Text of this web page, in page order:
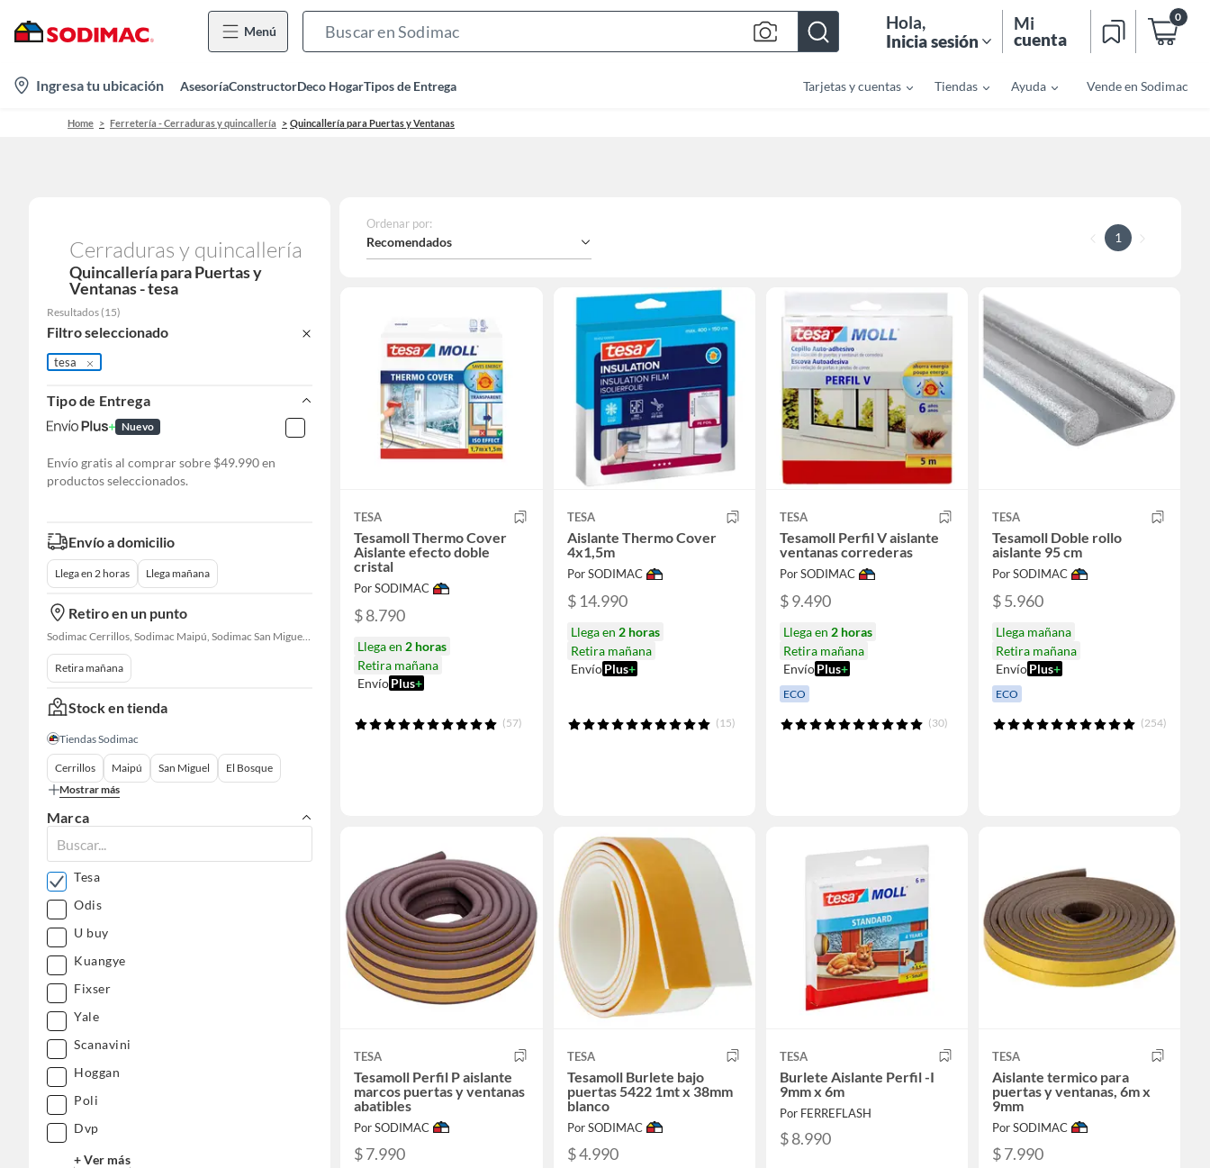
Menú
Bar
Hola,
Inicia sesión
Mi
cuenta
0
location-
icon
Ingresa tu ubicación AsesoríaConstructorDeco HogarTipos de Entrega Tarjetas y cuentas Tiendas Ayuda Vende en Sodimac
Home Ferretería - Cerraduras y quincallería Quincallería para Puertas y Ventanas
Cerraduras y quincallería
Quincallería para Puertas y
Ventanas - tesa
Resultados (15)
Filtro seleccionado
tesa
Tipo de Entrega
Nuevo
Envío gratis al comprar sobre $49.990 en
productos seleccionados.
Envío a domicilio
Llega en 2 horas Llega mañana
Retiro en un punto
Sodimac Cerrillos, Sodimac Maipú, Sodimac San Miguel, Sodimac El Bosque, Sodimac San Bernardo, Constructor Cantagallo, Sodimac Talagante, Sodimac San Fernando
Retira mañana
Stock en tienda
Tiendas Sodimac
Cerrillos Maipú San Miguel
El Bosque
Mostrar más
Marca
Tesa
Odis
U buy
Kuangye
Fixser
Yale
Scanavini
Hoggan
Poli
Dvp
+ Ver más
Ordenar por:
Recomendados 1
TESA
Tesamoll Thermo Cover
Aislante efecto doble
cristal
Por SODIMAC
$ 8.790
Llega en 2 horas
Retira mañana
EnvíoPlus+
(57)
TESA
Aislante Thermo Cover
4x1,5m
Por SODIMAC
$ 14.990
Llega en 2 horas
Retira mañana
Envío Plus+
(15)
TESA
Tesamoll Perfil V aislante
ventanas correderas
Por SODIMAC
$ 9.490
Llega en 2 horas
Retira mañana
EnvíoPlus+
ECO
(30)
TESA
Tesamoll Doble rollo
aislante 95 cm
Por SODIMAC
$ 5.960
Llega mañana
Retira mañana
EnvíoPlus+
ECO
(254)
TESA
Tesamoll Perfil P aislante
marcos puertas y ventanas
abatibles
Por SODIMAC
$ 7.990
TESA
Tesamoll Burlete bajo
puertas 5422 1mt x 38mm
blanco
Por SODIMAC
$ 4.990
TESA
Burlete Aislante Perfil -I
9mm x 6m
Por FERREFLASH
$ 8.990
TESA
Aislante termico para
puertas y ventanas, 6m x
9mm
Por SODIMAC
$ 7.990